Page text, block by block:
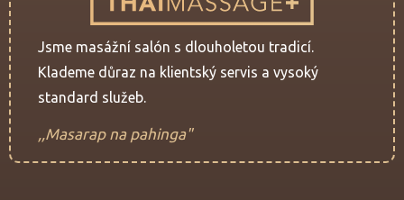
Jsme masážní salón s dlouholetou tradicí.
Klademe důraz na klientský servis a vysoký
standard služeb.
,,Masarap na pahinga"